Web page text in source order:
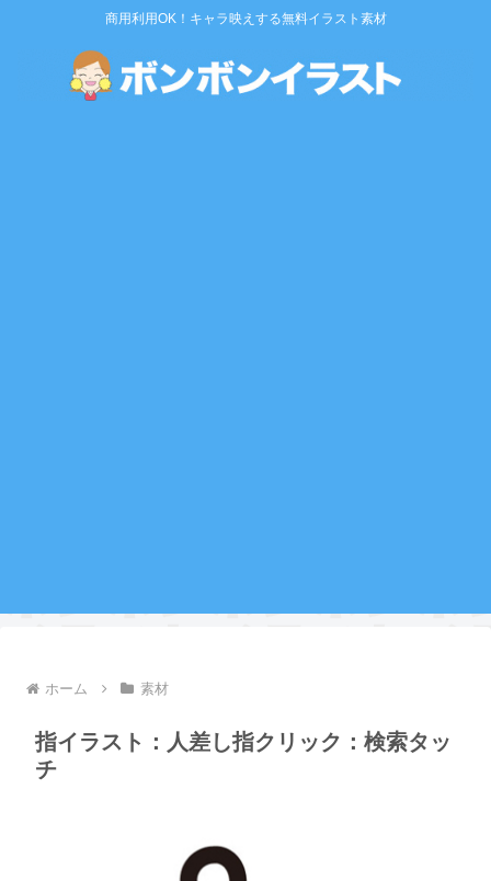
商用利用OK！キャラ映えする無料イラスト素材
ホーム 素材
指イラスト：人差し指クリック：検索タッ
チ